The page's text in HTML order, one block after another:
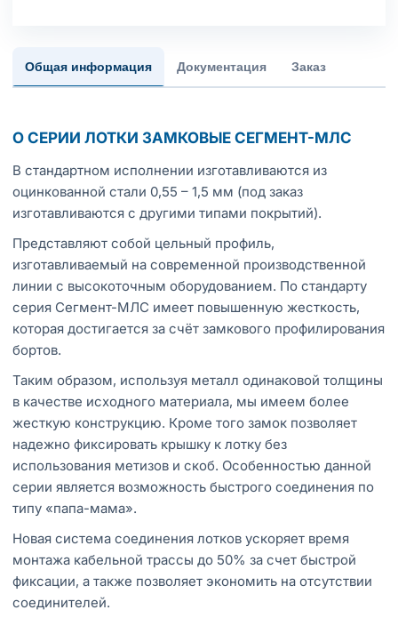
Общая информация Документация Заказ
О СЕРИИ ЛОТКИ ЗАМКОВЫЕ СЕГМЕНТ-МЛС
В стандартном исполнении изготавливаются из
оцинкованной стали 0,55 – 1,5 мм (под заказ
изготавливаются с другими типами покрытий).
Представляют собой цельный профиль,
изготавливаемый на современной производственной
линии с высокоточным оборудованием. По стандарту
серия Сегмент-МЛС имеет повышенную жесткость,
которая достигается за счёт замкового профилирования
бортов.
Таким образом, используя металл одинаковой толщины
в качестве исходного материала, мы имеем более
жесткую конструкцию. Кроме того замок позволяет
надежно фиксировать крышку к лотку без
использования метизов и скоб. Особенностью данной
серии является возможность быстрого соединения по
типу «папа-мама».
Новая система соединения лотков ускоряет время
монтажа кабельной трассы до 50% за счет быстрой
фиксации, а также позволяет экономить на отсутствии
соединителей.